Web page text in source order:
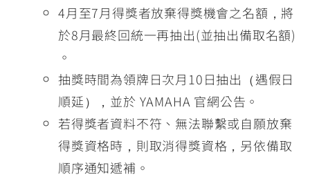
4月至7月得獎者放棄得獎機會之名額，將
於8月最終回統一再抽出(並抽出備取名額)
。
抽獎時間為領牌日次月10日抽出（遇假日
順延），並於 YAMAHA 官網公告。
若得獎者資料不符、無法聯繫或自願放棄
得獎資格時，則取消得獎資格，另依備取
順序通知遞補。